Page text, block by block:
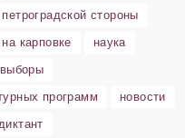
стороны
карповке
наука
выборы
программ
новости